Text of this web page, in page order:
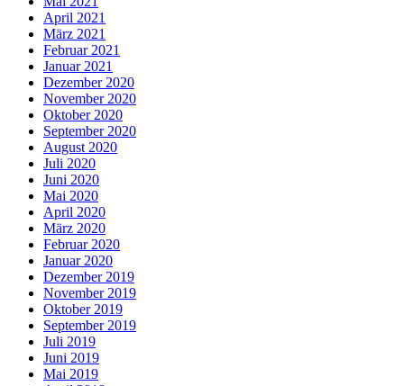
April 2021
März 2021
Februar 2021
Januar 2021
Dezember 2020
November 2020
Oktober 2020
September 2020
August 2020
Juli 2020
Juni 2020
Mai 2020
April 2020
März 2020
Februar 2020
Januar 2020
Dezember 2019
November 2019
Oktober 2019
September 2019
Juli 2019
Juni 2019
Mai 2019